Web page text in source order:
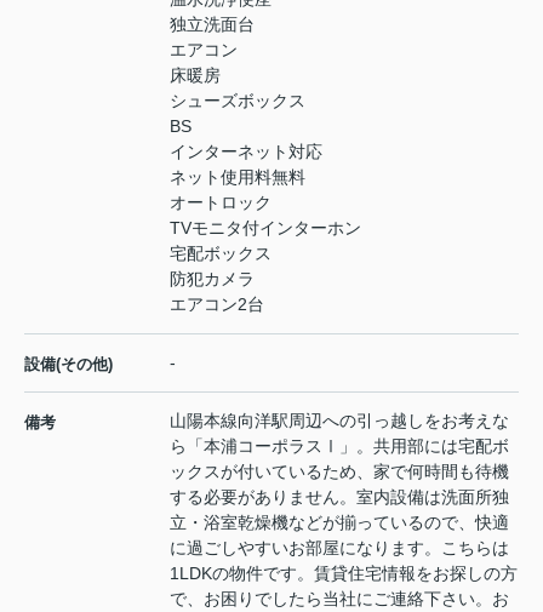
独立洗面台
エアコン
床暖房
シューズボックス
BS
インターネット対応
ネット使用料無料
オートロック
TVモニタ付インターホン
宅配ボックス
防犯カメラ
エアコン2台
設備(その他) -
備考
山陽本線向洋駅周辺への引っ越しをお考えな
ら「本浦コーポラスⅠ」。共用部には宅配ボ
ックスが付いているため、家で何時間も待機
する必要がありません。室内設備は洗面所独
立・浴室乾燥機などが揃っているので、快適
に過ごしやすいお部屋になります。こちらは
1LDKの物件です。賃貸住宅情報をお探しの方
で、お困りでしたら当社にご連絡下さい。お